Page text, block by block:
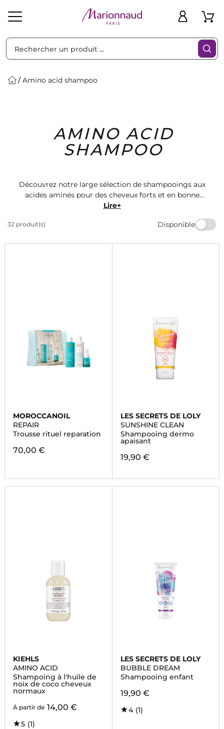
Homme Marques Idées
Cadeaux
Bons
Plans
Amino acid shampoo
AMINO ACID
SHAMPOO
Découvrez notre large sélection de shampooings aux
acides aminés pour des cheveux forts et en bonne
santé. Nos produits de qualité professionnelle sont
luxe d'une chevelure éclatante avec les shampooings
Lire+
32 produit(s) Disponible
Filtres
MOROCCANOIL
REPAIR
Trousse rituel reparation
70,00 €
LES SECRETS DE LOLY
SUNSHINE CLEAN
Shampooing dermo
apaisant
19,90 €
KIEHLS
AMINO ACID
Shampoing à l'huile de
noix de coco cheveux
normaux
À partir de 14,00 €
5 (1)
LES SECRETS DE LOLY
BUBBLE DREAM
Shampooing enfant
19,90 €
4 (1)